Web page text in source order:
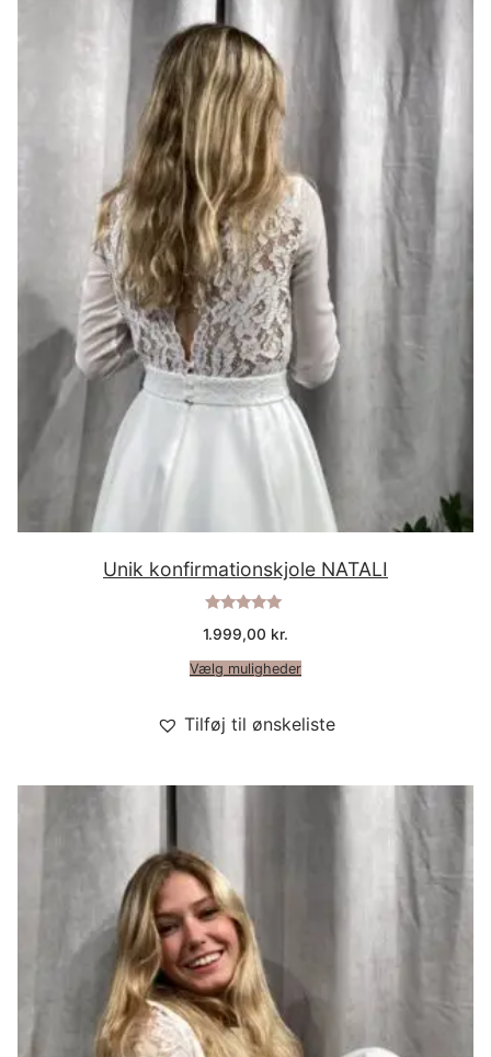
Unik konfirmationskjole NATALI
5.00
1.999,00 kr.
Vælg muligheder
Tilføj til ønskeliste